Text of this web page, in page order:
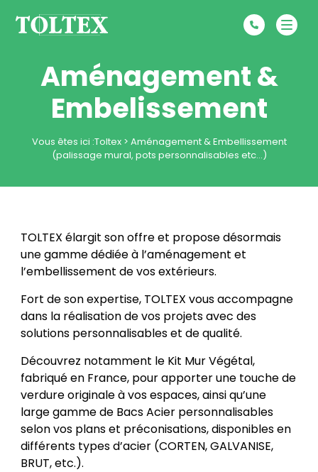
Aménagement &
Embelissement
Vous êtes ici :Toltex> Aménagement & Embellissement
(palissage mural, pots personnalisables etc…)
TOLTEX élargit son offre et propose désormais
une gamme dédiée à l’aménagement et
l’embellissement de vos extérieurs.
Fort de son expertise, TOLTEX vous accompagne
dans la réalisation de vos projets avec des
solutions personnalisables et de qualité.
Découvrez notamment le Kit Mur Végétal,
fabriqué en France, pour apporter une touche de
verdure originale à vos espaces, ainsi qu’une
large gamme de Bacs Acier personnalisables
selon vos plans et préconisations, disponibles en
différents types d’acier (CORTEN, GALVANISE,
BRUT, etc.).